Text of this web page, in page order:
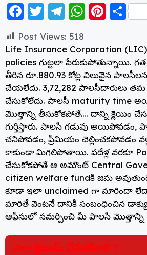
F
c
e
b
o
o
k
T
w
itt
er
T
e
g
ra
m
W
a
ts
A
p
p
Pi
er
e
st
S
a
re
Post Views: 518
Life Insurance Corporation (LIC)
policies గుట్టలా పేరుకుపోతున్నాయి.
తీరిన రూ.880.93 కోట్ల విలువైన
చేయలేదు. 3,72,282 పాలసీదారులు తమ
చేసుకోలేదు. పాలసీ maturity time
మొత్తాన్ని తీసుకోకపోతే…. దాన్ని క్లెయిం
గుర్తిస్తారు. పాలసీ గడువు అయిపోవడం,
చనిపోవడం, ప్రీమియం చెల్లించకపోవడం
కాకుండా మిగిలిపోతాయి. పదేళ్ల వరకూ
చేసుకోకపోతే ఆ అమౌంట్ Central
citizen welfare fundకి జమ
కూడా ఇలా unclaimed గా మారిందా లేదా
మారితే వెంటనే దానికి సంబంధించిన
ఆఫీసులో సమర్పించి మీ పాలసీ మొత్తాన్ని
ఎలా క్లెయిమ్ చేసుకోవాలి ?